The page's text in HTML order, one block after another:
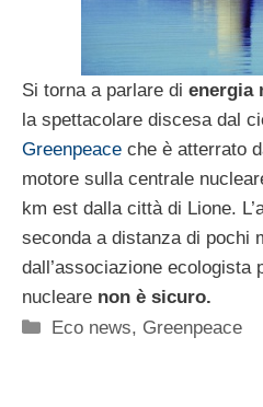
Si torna a parlare di energia
la spettacolare discesa dal
Greenpeace che è atterrato
motore sulla centrale
km est dalla città di Lione.
seconda a distanza di pochi
dall’associazione ecologista
nucleare non è sicuro.
Categorie
Eco news, Greenpeace